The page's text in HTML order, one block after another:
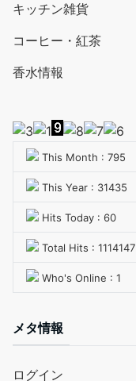
キッチン雑貨
コーヒー・紅茶
香水情報
This Month : 795
This Year : 31435
Hits Today : 60
Total Hits : 1114147
Who's Online : 1
メタ情報
ログイン